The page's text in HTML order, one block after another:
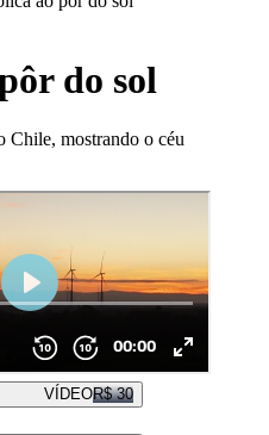
do sol
Chile, mostrando o céu
VÍDEOR$ 30